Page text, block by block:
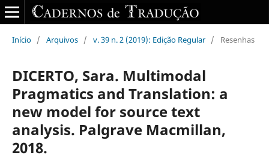
Início / Arquivos / v. 39 n. 2 (2019): Edição Regular / Resenhas
DICERTO, Sara. Multimodal
Pragmatics and Translation: a
new model for source text
analysis. Palgrave Macmillan,
2018.